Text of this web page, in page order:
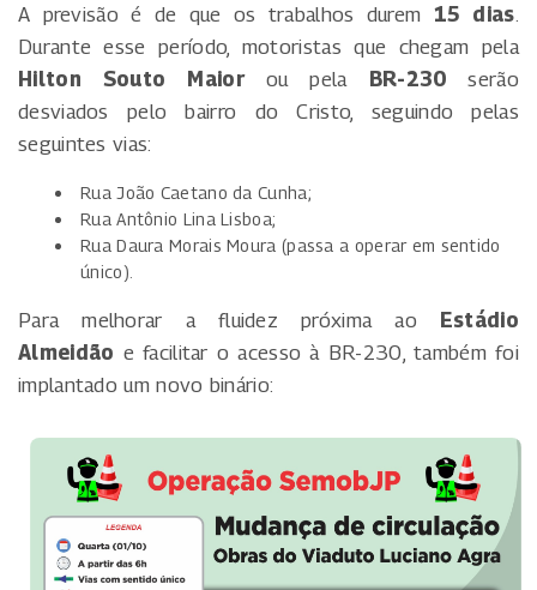
A previsão é de que os trabalhos durem 15 dias
Durante esse período, motoristas que chegam pela
Hilton Souto Maiorou pela BR-230 serão
desviados pelo bairro do Cristo, seguindo pelas
seguintes vias:
Rua João Caetano da Cunha;
Rua Antônio Lina Lisboa;
Rua Daura Morais Moura (passa a operar em sentido
único).
Para melhorar a fluidez próxima ao Estádio
Almeidão e facilitar o acesso à BR-230, também foi
implantado um novo binário: